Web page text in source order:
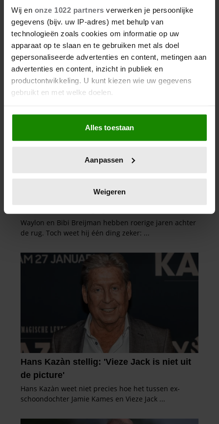
Wij en onze 1022 partners verwerken je persoonlijke
gegevens (bijv. uw IP-adres) met behulp van
technologieën zoals cookies om informatie op uw
apparaat op te slaan en te gebruiken met als doel
gepersonaliseerde advertenties en content, metingen aan
advertenties en content, inzicht in publiek en
productontwikkeling. U kunt kiezen wie uw gegevens
gebruikt en met welke doelen.
Als u het toestaat, willen we ook graag:
Informatie verzamelen over uw geografische
locatie, die tot een paar meter nauwkeurig kan zijn
scannen op specifieke eigenschappen (fingerprinting)
verwerkt en stel uw voorkeuren in het
intrekken in de Cookieverklaring.
We gebruiken cookies om content en advertenties te
en om ons websiteverkeer te analyseren. Ook delen we
informatie over uw gebruik van onze site met onze
partners voor social media, adverteren en analyse. Deze
partners kunnen deze gegevens combineren met andere
informatie die u aan ze heeft verstrekt of die ze hebben
verzameld op basis van uw gebruik van hun services. U
gaat akkoord met onze cookies als u onze website blijft
gebruiken.
Alles toestaan
Aanpassen
Weigeren